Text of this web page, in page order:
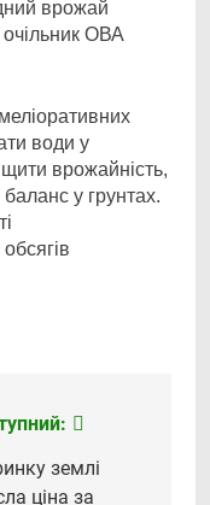
врожай
ОВА
води у
врожайність,
у грунтах.
землі
ціна за